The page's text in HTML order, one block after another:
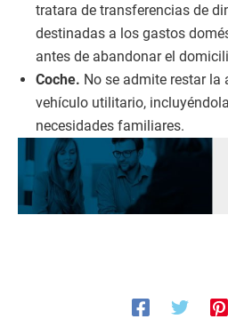
tratara de transferencias de
destinadas a los gastos
antes de abandonar el
Coche. No se admite restar la
vehículo utilitario,
necesidades familiares.